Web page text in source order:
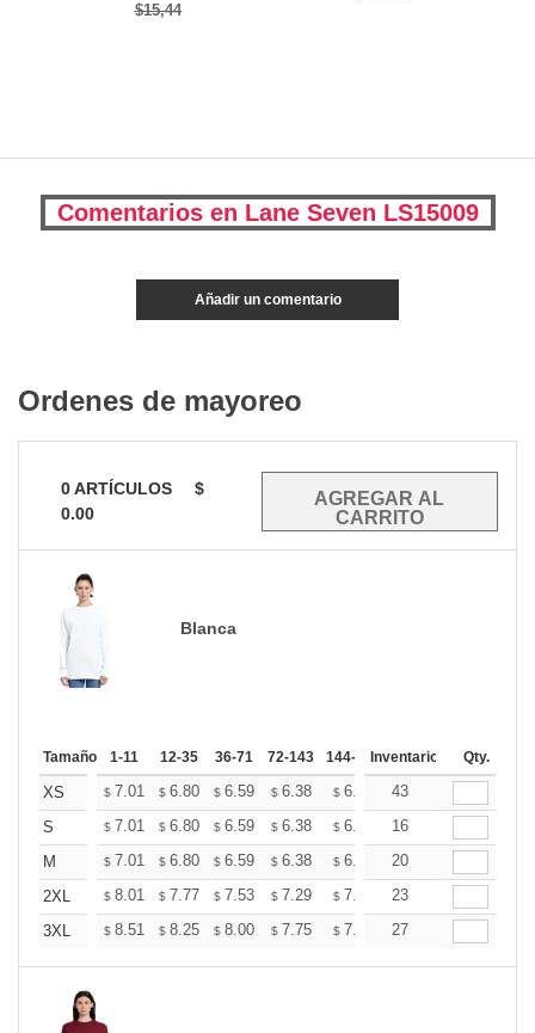
$15,44
Comentarios en Lane Seven LS15009
Añadir un comentario
Ordenes de mayoreo
0ARTÍCULOS
$
0.00
Blanca
Tamaño 1-11 12-35 36-71 72-143 144-287 288 + Mas
Inventario Qty.
XS $ 7.01 $ 6.80 $ 6.59 $ 6.38 $ 6.18 $6.07
43
S
$ 7.01 $ 6.80 $ 6.59 $ 6.38 $ 6.18 $6.07
16
M
$ 7.01 $ 6.80 $ 6.59 $ 6.38 $ 6.18 $6.07
20
2XL
$ 8.01 $ 7.77 $ 7.53 $ 7.29 $ 7.06 $6.94
23
3XL
$ 8.51 $ 8.25 $ 8.00 $ 7.75 $ 7.50 $7.37
27